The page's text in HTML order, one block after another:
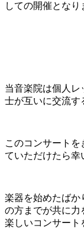
しての開催となり
当音楽院は個人レ
士が互いに交流す
このコンサート
ていただけたら幸
楽器を始めたばか
の方までが共に力
楽しいコンサート